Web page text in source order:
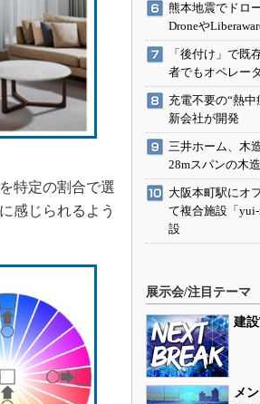
特定の割合で選
感じられるよう
熊本地震でドロ
Droneや
「後付け」で
者でもオペレー
充電不要の“熱
新会社が開発
三井ホーム、木
28mスパンの木
大阪本町駅にオ
て複合施設「
設
展示会/注目テーマ
建
メ